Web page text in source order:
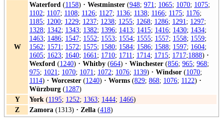
W
Waterford (1158) · Westminster (948; 971; 1065; 1070; 1075;
1102; 1107; 1108; 1126; 1127; 1136; 1138; 1166; 1175; 1176;
1185; 1200; 1229; 1237; 1238; 1255; 1268; 1286; 1291; 1297;
1328; 1342; 1343; 1382; 1396; 1413; 1415; 1416; 1430; 1434;
1463; 1486; 1547; 1552; 1553; 1554; 1555; 1557; 1558; 1559;
1562; 1571; 1572; 1575; 1580; 1584; 1586; 1588; 1597; 1604;
1605; 1623; 1640; 1661; 1710; 1711; 1714; 1715; 1717;1888) ·
Wexford (1240) · Whitby (664) · Winchester (856; 965; 968;
975; 1021; 1070; 1071; 1072; 1076; 1139) · Windsor (1070;
1114) · Worcester (1240) · Worms (829; 868; 1076; 1122) ·
Würzburg (1287)
Y
York (1195; 1252; 1363; 1444; 1466)
Z
Zamora (1313) · Zella (418)